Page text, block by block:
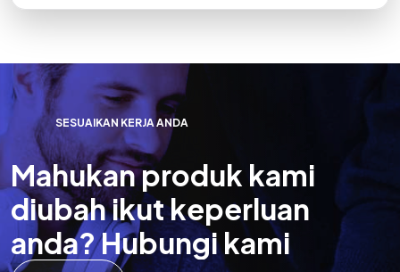
SESUAIKAN KERJA ANDA
Mahukanproduk kami
diubahikutkeperluan
anda?Hubungi kami